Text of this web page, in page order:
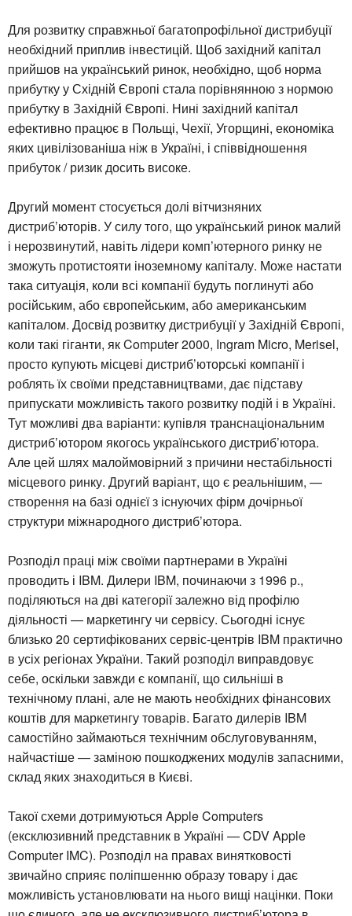
Для розвитку справжньої багатопрофільної дистрибуції
необхідний приплив інвестицій. Щоб західний капітал
прийшов на український ринок, необхідно, щоб норма
прибутку у Східній Європі стала порівнянною з нормою
прибутку в Західній Європі. Нині західний капітал
ефективно працює в Польщі, Чехії, Угорщині, економіка
яких цивілізованіша ніж в Україні, і співвідношення
прибуток / ризик досить високе.
Другий момент стосується долі вітчизняних
дистриб’юторів. У силу того, що український ринок малий
і нерозвинутий, навіть лідери комп’ютерного ринку не
зможуть протистояти іноземному капіталу. Може настати
така ситуація, коли всі компанії будуть поглинуті або
російським, або європейським, або американським
капіталом. Досвід розвитку дистрибуції у Західній Європі,
коли такі гіганти, як Computer 2000, Ingram Micro, Merisel,
просто купують місцеві дистриб’юторські компанії і
роблять їх своїми представництвами, дає підставу
припускати можливість такого розвитку подій і в Україні.
Тут можливі два варіанти: купівля транснаціональним
дистриб’ютором якогось українського дистриб’ютора.
Але цей шлях малоймовірний з причини нестабільності
місцевого ринку. Другий варіант, що є реальнішим, —
створення на базі однієї з існуючих фірм дочірньої
структури міжнародного дистриб’ютора.
Розподіл праці між своїми партнерами в Україні
проводить і IBM. Дилери IBM, починаючи з 1996 р.,
поділяються на дві категорії залежно від профілю
діяльності — маркетингу чи сервісу. Сьогодні існує
близько 20 сертифікованих сервіс-центрів IBM практично
в усіх регіонах України. Такий розподіл виправдовує
себе, оскільки завжди є компанії, що сильніші в
технічному плані, але не мають необхідних фінансових
коштів для маркетингу товарів. Багато дилерів IBM
самостійно займаються технічним обслуговуванням,
найчастіше — заміною пошкоджених модулів запасними,
склад яких знаходиться в Києві.
Такої схеми дотримуються Apple Computers
(ексклюзивний представник в Україні — CDV Apple
Computer IMC). Розподіл на правах винятковості
звичайно сприяє поліпшенню образу товару і дає
можливість установлювати на нього вищі націнки. Поки